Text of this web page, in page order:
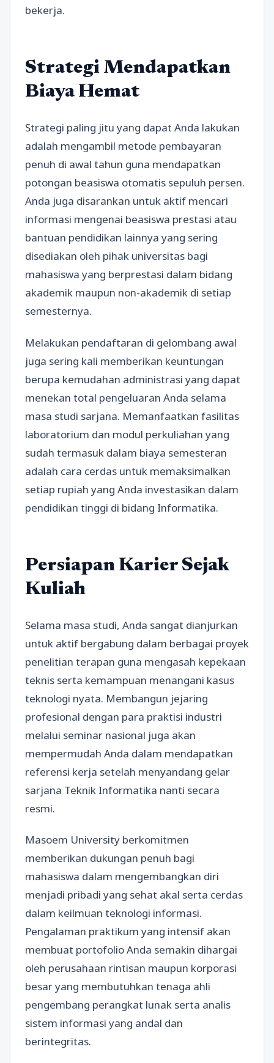
bekerja.
Strategi Mendapatkan
Biaya Hemat
Strategi paling jitu yang dapat Anda lakukan
adalah mengambil metode pembayaran
penuh di awal tahun guna mendapatkan
potongan beasiswa otomatis sepuluh persen.
Anda juga disarankan untuk aktif mencari
informasi mengenai beasiswa prestasi atau
bantuan pendidikan lainnya yang sering
disediakan oleh pihak universitas bagi
mahasiswa yang berprestasi dalam bidang
akademik maupun non-akademik di setiap
semesternya.
Melakukan pendaftaran di gelombang awal
juga sering kali memberikan keuntungan
berupa kemudahan administrasi yang dapat
menekan total pengeluaran Anda selama
masa studi sarjana. Memanfaatkan fasilitas
laboratorium dan modul perkuliahan yang
sudah termasuk dalam biaya semesteran
adalah cara cerdas untuk memaksimalkan
setiap rupiah yang Anda investasikan dalam
pendidikan tinggi di bidang Informatika.
Persiapan Karier Sejak
Kuliah
Selama masa studi, Anda sangat dianjurkan
untuk aktif bergabung dalam berbagai proyek
penelitian terapan guna mengasah kepekaan
teknis serta kemampuan menangani kasus
teknologi nyata. Membangun jejaring
profesional dengan para praktisi industri
melalui seminar nasional juga akan
mempermudah Anda dalam mendapatkan
referensi kerja setelah menyandang gelar
sarjana Teknik Informatika nanti secara
resmi.
Masoem University berkomitmen
memberikan dukungan penuh bagi
mahasiswa dalam mengembangkan diri
menjadi pribadi yang sehat akal serta cerdas
dalam keilmuan teknologi informasi.
Pengalaman praktikum yang intensif akan
membuat portofolio Anda semakin dihargai
oleh perusahaan rintisan maupun korporasi
besar yang membutuhkan tenaga ahli
pengembang perangkat lunak serta analis
sistem informasi yang andal dan
berintegritas.